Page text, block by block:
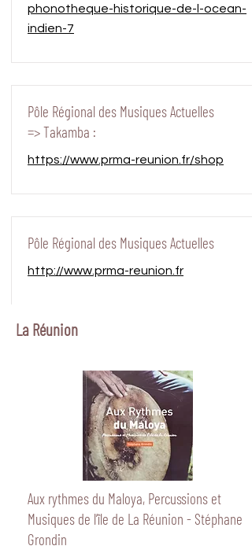
phonotheque-historique-de-l-ocean-
indien-7
Pôle Régional des Musiques Actuelles
=> Takamba :
https://www.prma-reunion.fr/shop
Pôle Régional des Musiques Actuelles
http://www.prma-reunion.fr
La Réunion
Aux rythmes du Maloya, Percussions et
Musiques de l’île de La Réunion - Stéphane
Grondin